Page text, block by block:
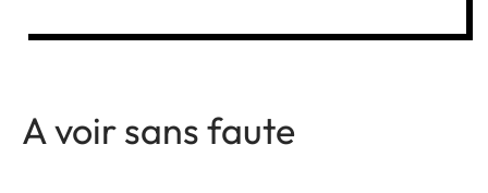
A voir sans faute